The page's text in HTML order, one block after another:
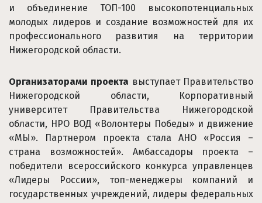
и объединение ТОП-100 высокопотенциальных
молодых лидеров и создание возможностей для их
профессионального развития на территории
Нижегородской области.
Организаторами проекта выступает Правительство
Нижегородской области, Корпоративный
университет Правительства Нижегородской
области, НРО ВОД «Волонтеры Победы» и движение
«МЫ». Партнером проекта стала АНО «Россия –
страна возможностей». Амбассадоры проекта –
победители всероссийского конкурса управленцев
«Лидеры России», топ-менеджеры компаний и
государственных учреждений, лидеры федеральных